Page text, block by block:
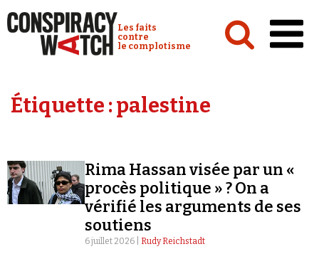
Conspiracy Watch :
Les faits
contre
le complotisme
Analyses
Vidéos
Émissions
Revues de presse
Étiquette :palestine
Rima Hassan visée par un «
procès politique » ? On a
vérifié les arguments de ses
soutiens
6 juillet 2026 | Rudy Reichstadt